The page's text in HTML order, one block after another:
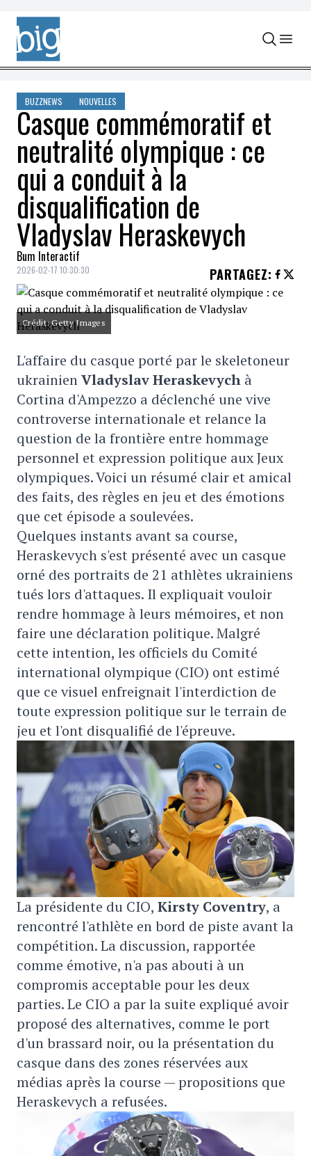
Skip to content
BUZZNEWS NOUVELLES
Casque commémoratif et
neutralité olympique : ce
qui a conduit à la
disqualification de
Vladyslav Heraskevych
Bum Interactif
2026-02-17 10:30:30 PARTAGEZ:
Crédit: Getty Images
L'affaire du casque porté par le skeletoneur
ukrainienVladyslav Heraskevych à
Cortina d'Ampezzo a déclenché une vive
controverse internationale et relance la
question de la frontière entre hommage
personnel et expression politique aux Jeux
olympiques. Voici un résumé clair et amical
des faits, des règles en jeu et des émotions
que cet épisode a soulevées.
Quelques instants avant sa course,
Heraskevych s'est présenté avec un casque
orné des portraits de 21 athlètes ukrainiens
tués lors d'attaques. Il expliquait vouloir
rendre hommage à leurs mémoires, et non
faire une déclaration politique. Malgré
cette intention, les officiels du Comité
international olympique (CIO) ont estimé
que ce visuel enfreignait l'interdiction de
toute expression politique sur le terrain de
jeu et l'ont disqualifié de l'épreuve.
La présidente du CIO, Kirsty Coventry, a
rencontré l'athlète en bord de piste avant la
compétition. La discussion, rapportée
comme émotive, n'a pas abouti à un
compromis acceptable pour les deux
parties. Le CIO a par la suite expliqué avoir
proposé des alternatives, comme le port
d'un brassard noir, ou la présentation du
casque dans des zones réservées aux
médias après la course — propositions que
Heraskevych a refusées.